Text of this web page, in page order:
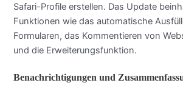
Safari-Profile erstellen. Das Update
Funktionen wie das automatische
Formularen, das Kommentieren von
und die Erweiterungsfunktion.
Benachrichtigungen und